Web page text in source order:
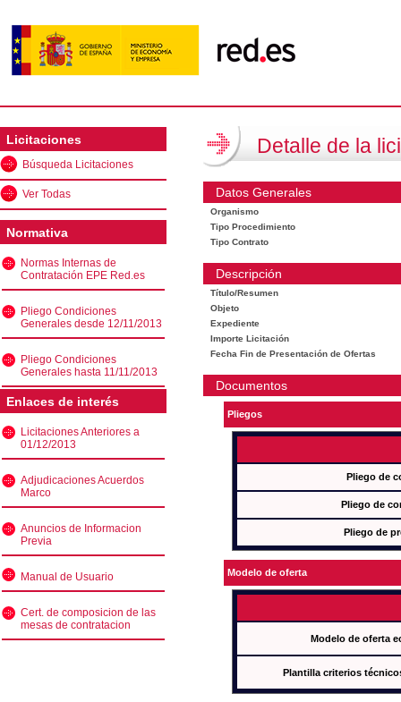
Licitaciones
Búsqueda Licitaciones
Ver Todas
Normativa
Normas Internas de
Contratación EPE Red.es
Pliego Condiciones
Generales desde 12/11/2013
Pliego Condiciones
Generales hasta 11/11/2013
Enlaces de interés
Licitaciones Anteriores a
01/12/2013
Adjudicaciones Acuerdos
Marco
Anuncios de Informacion
Previa
Manual de Usuario
Cert. de composicion de las
mesas de contratacion
Detalle de la
Datos Generales
Organismo
Tipo Procedimiento
Tipo Contrato
Descripción
Título/Resumen
Objeto
Expediente
Importe Licitación
Fecha Fin de Presentación de Ofertas
Documentos
Pliegos
Pliego de
Pliego de
Pliego de
Modelo de oferta
Modelo de oferta
Plantilla criterios